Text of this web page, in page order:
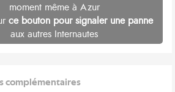
moment même à Azur
ce bouton pour signaler une panne
aux autres Internautes
complémentaires